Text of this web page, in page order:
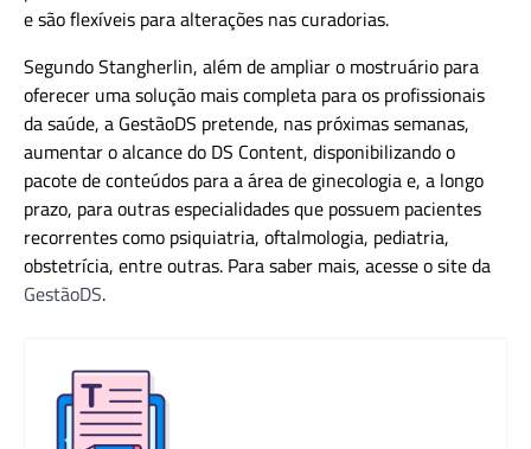
e são flexíveis para alterações nas curadorias.
Segundo Stangherlin, além de ampliar o mostruário para
oferecer uma solução mais completa para os profissionais
da saúde, a GestãoDS pretende, nas próximas semanas,
aumentar o alcance do DS Content, disponibilizando o
pacote de conteúdos para a área de ginecologia e, a longo
prazo, para outras especialidades que possuem pacientes
recorrentes como psiquiatria, oftalmologia, pediatria,
obstetrícia, entre outras. Para saber mais, acesse o site da
GestãoDS.